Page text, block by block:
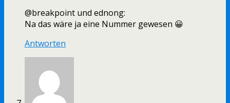
@breakpoint und ednong:
Na das wäre ja eine Nummer gewesen 😀
Antworten